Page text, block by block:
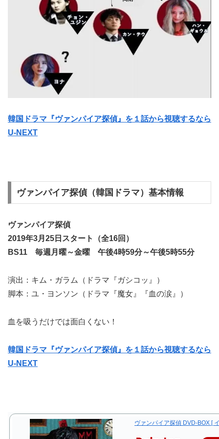
韓国ドラマ『ヴァンパイア探偵』を１話から視聴するなら
U-NEXT
ヴァンパイア探偵（韓国ドラマ）基本情報
ヴァンパイア探偵
2019年3月25日スタート（全16回）
BS11 毎週月曜～金曜 午後4時59分～午後5時55分
演出：キム・ガラム（ドラマ『ガシコッ』）
脚本：ユ・ヨンソン（ドラマ『魔女』『血の涙』）
血を吸うだけでは面白くない！
韓国ドラマ『ヴァンパイア探偵』を１話から視聴するなら
U-NEXT
ヴァンパイア探偵 DVD-BOX [